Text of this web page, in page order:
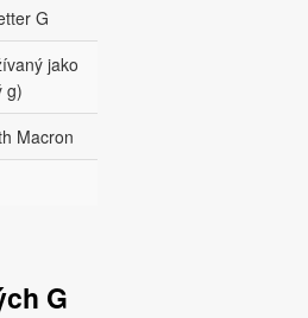
G
jako
g)
Macron
G